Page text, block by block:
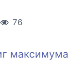
76
максимума